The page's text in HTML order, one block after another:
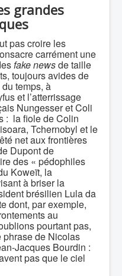
grandes
pas croire les
carrément une
fake newsde taille
toujours avides de
temps, à
et l’atterrissage
Nungesser et Coli
: la fiole de Colin
Tchernobyl et le
net aux frontières
Dupont de
des « pédophiles
Koweït, la
à briser la
brésilien Lula da
dont, par exemple,
au
pourtant pas,
phrase de Nicolas
Jacques Bourdin :
pas que le ciel